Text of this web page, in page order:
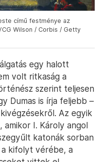
című festménye az
Wilson / Corbis / Getty
egy halott
volt ritkaság a
szerint teljesen
Dumas is írja feljebb –
Az egyik
I. Károly angol
katonák sorban
kifolyt vérébe, a